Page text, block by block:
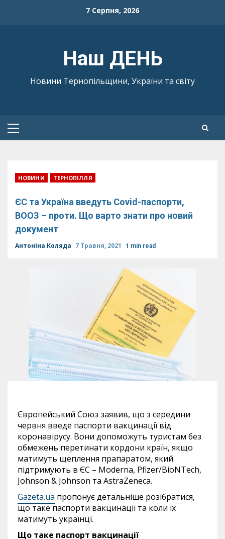
7 Серпня, 2026
Наш ДЕНЬ
Новини Тернопільщини, України та світу
Primary
НОВИНИ ТЕРНОПІЛЛЯ
ЄС та Україна введуть Covid-паспорти,
ВООЗ – проти. Що варто знати про новий
документ
Антоніна Коляда 7 Травня, 2021 1 min read
Європейський Союз заявив, що з середини
червня введе паспорти вакцинації від
коронавірусу. Вони допоможуть туристам без
обмежень перетинати кордони країн, якщо
матимуть щеплення прапаратом, який
підтримують в ЄС – Moderna, Pfizer/BioNTech,
Johnson & Johnson та AstraZeneca.
Gazeta.ua пропонує детальніше розібратися,
що таке паспорти вакцинації та коли їх
матимуть українці.
Що таке паспорт вакцинації